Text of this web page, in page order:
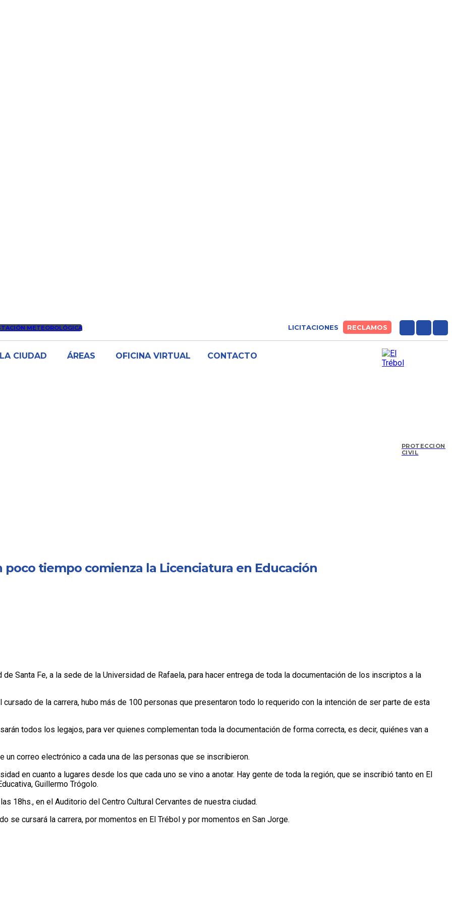
METEOROLÓGICA LICITACIONES RECLAMOS
LA CIUDAD ÁREAS OFICINA VIRTUAL CONTACTO
PROTECCIÓN
CIVIL
tiempo comienza la Licenciatura en Educación
Santa Fe, a la sede de la Universidad de Rafaela, para hacer entrega de toda la documentación de los inscriptos a la
de la carrera, hubo más de 100 personas que presentaron todo lo requerido con la intención de ser parte de esta
todos los legajos, para ver quienes complementan toda la documentación de forma correcta, es decir, quiénes van a
un correo electrónico a cada una de las personas que se inscribieron.
en cuanto a lugares desde los que cada uno se vino a anotar. Hay gente de toda la región, que se inscribió tanto en El
Guillermo Trógolo.
18hs., en el Auditorio del Centro Cultural Cervantes de nuestra ciudad.
se cursará la carrera, por momentos en El Trébol y por momentos en San Jorge.